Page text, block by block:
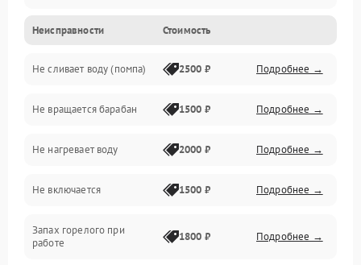
Электропитание
Водоснабжение
Слив
Программное обеспечение
Неисправности Стоимость
Не сливает воду (помпа) 2500 ₽ Подробнее →
Не вращается барабан 1500 ₽ Подробнее →
Не нагревает воду 2000 ₽ Подробнее →
Не включается 1500 ₽ Подробнее →
Запах горелого при
работе
1800 ₽ Подробнее →